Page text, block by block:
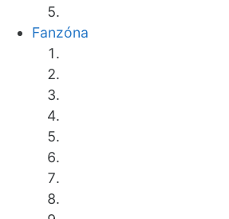
Fanzóna